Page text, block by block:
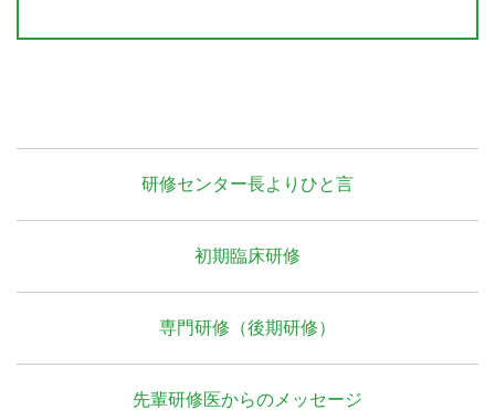
研修センター長よりひと言
初期臨床研修
専門研修（後期研修）
先輩研修医からのメッセージ